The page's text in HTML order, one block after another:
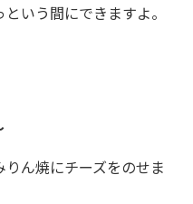
いう間にできますよ。
ん焼にチーズをのせま